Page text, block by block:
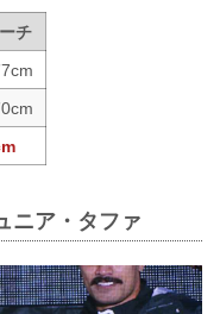
チ
ニア・タファ